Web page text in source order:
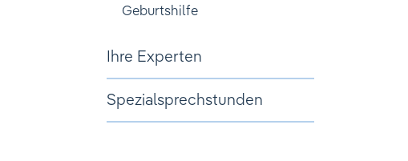
Geburtshilfe
Ihre Experten
Spezialsprechstunden